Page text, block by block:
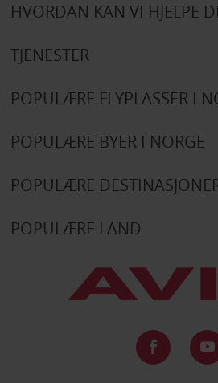
HVORDAN KAN VI HJELPE
TJENESTER
POPULÆRE FLYPLASSER I
POPULÆRE BYER I NORGE
POPULÆRE
POPULÆRE LAND